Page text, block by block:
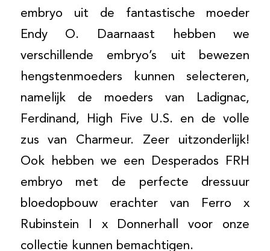
embryo uit de fantastische moeder
Endy O. Daarnaast hebben we
verschillende embryo’s uit bewezen
hengstenmoeders kunnen selecteren,
namelijk de moeders van Ladignac,
Ferdinand, High Five U.S. en de volle
zus van Charmeur. Zeer uitzonderlijk!
Ook hebben we een Desperados FRH
embryo met de perfecte dressuur
bloedopbouw erachter van Ferro x
Rubinstein I x Donnerhall voor onze
collectie kunnen bemachtigen.